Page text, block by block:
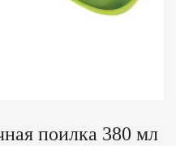
поилка 380 мл